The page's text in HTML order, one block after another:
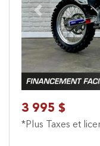
Previous
3 995 $
*Plus Taxes et